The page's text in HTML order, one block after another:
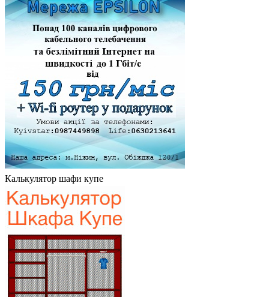
Калькулятор шафи купе